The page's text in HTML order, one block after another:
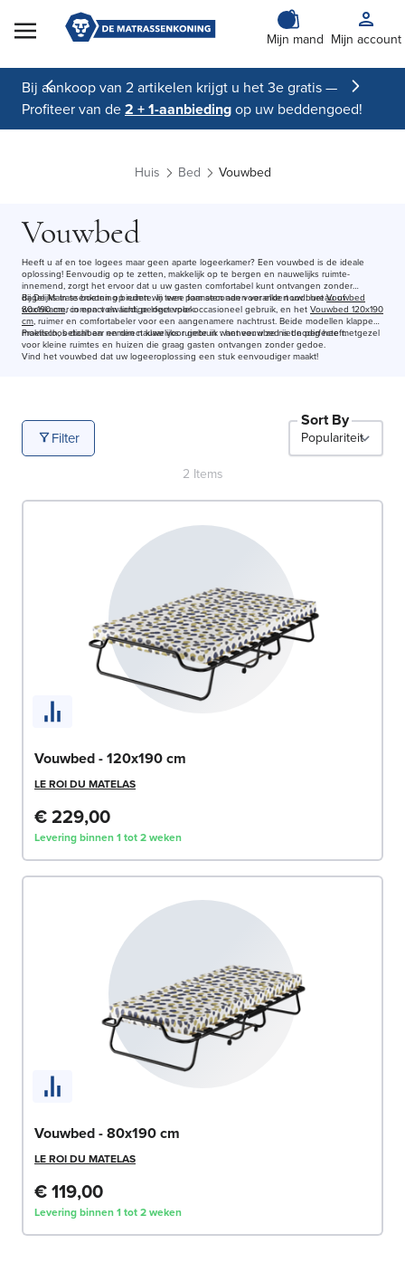
Skip to Content
Mijn mand Mijn account
Bij aankoop van 2 artikelen krijgt u het 3e gratis —
Profiteer van de2 + 1-aanbiedingop uw beddengoed!
Huis Bed Vouwbed
Vouwbed
Heeft u af en toe logees maar geen aparte logeerkamer? Een vouwbed is de ideale
oplossing! Eenvoudig op te zetten, makkelijk op te bergen en nauwelijks ruimte-
innemend, zorgt het ervoor dat u uw gasten comfortabel kunt ontvangen zonder
dagelijks in te boeten op ruimte. In een paar seconden verandert uw bureau of
woonkamer in een volwaardige logeerplek.
Bij De Matrassenkoning bieden wij twee formaten aan voor elke nood: hetVouwbed
80x190 cm, compact en licht, perfect voor occasioneel gebruik, en het Vouwbed 120x190
cm, ruimer en comfortabeler voor een aangenamere nachtrust. Beide modellen klappen
moeiteloos dicht en nemen nauwelijks ruimte in wanneer u ze niet nodig heeft.
Praktisch, betaalbaar en direct klaar voor gebruik : het vouwbed is de perfecte metgezel
voor kleine ruimtes en huizen die graag gasten ontvangen zonder gedoe.
Vind het vouwbed dat uw logeeroplossing een stuk eenvoudiger maakt!
Filter
Sort By
2 Items
Vouwbed - 120x190 cm
LE ROI DU MATELAS
€ 229,00
Levering binnen 1 tot 2 weken
Vouwbed - 80x190 cm
LE ROI DU MATELAS
€ 119,00
Levering binnen 1 tot 2 weken